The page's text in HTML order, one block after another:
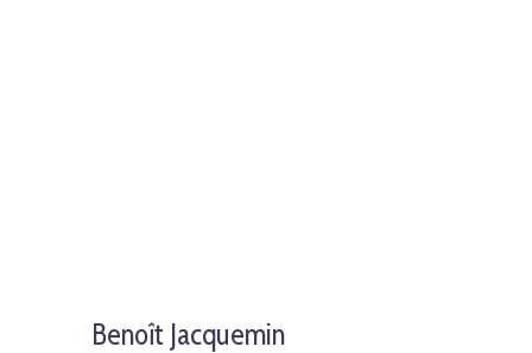
Benoît Jacquemin